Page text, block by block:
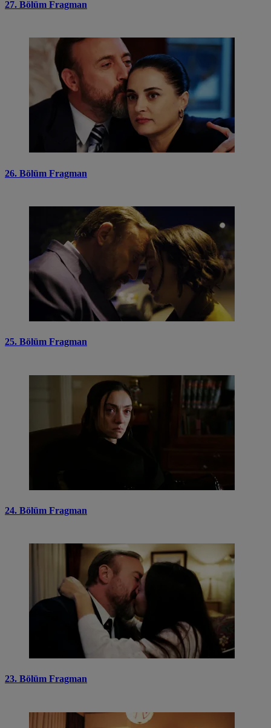
27. Bölüm Fragman
26. Bölüm Fragman
25. Bölüm Fragman
24. Bölüm Fragman
23. Bölüm Fragman